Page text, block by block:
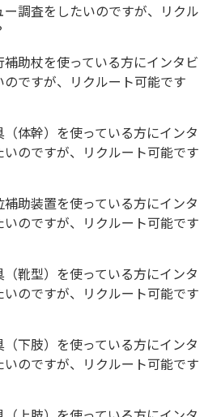
調査をしたいのですが、リクル
助杖を使っている方にインタビ
ですが、リクルート可能です
体幹）を使っている方にインタ
いのですが、リクルート可能です
助装置を使っている方にインタ
いのですが、リクルート可能です
靴型）を使っている方にインタ
いのですが、リクルート可能です
下肢）を使っている方にインタ
いのですが、リクルート可能です